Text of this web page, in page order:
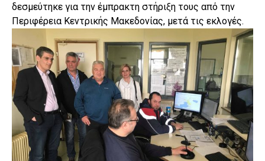
δεσμεύτηκε για την έμπρακτη στήριξη τους από την
Περιφέρεια Κεντρικής Μακεδονίας, μετά τις εκλογές.